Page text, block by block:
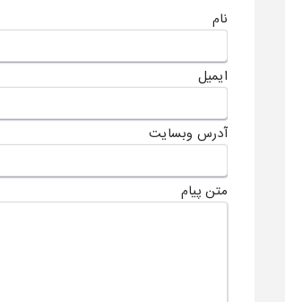
نام
ایمیل
آدرس وبسایت
متن پیام